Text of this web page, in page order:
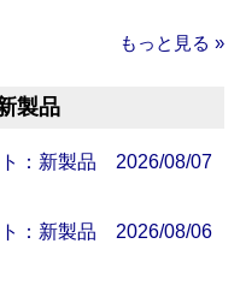
もっと見る »
製品
ト：新製品 2026/08/07
ト：新製品 2026/08/06